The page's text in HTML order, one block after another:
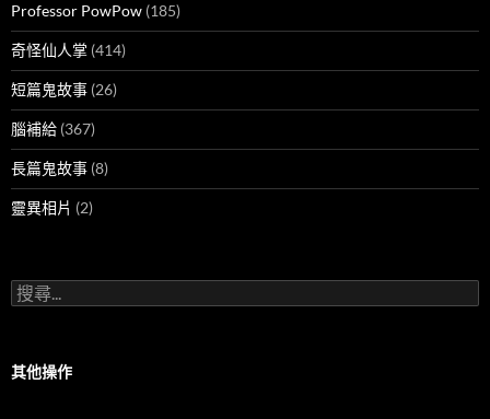
Professor PowPow (185)
奇怪仙人掌 (414)
短篇鬼故事 (26)
腦補給 (367)
長篇鬼故事 (8)
靈異相片 (2)
搜
尋
字:
其他操作